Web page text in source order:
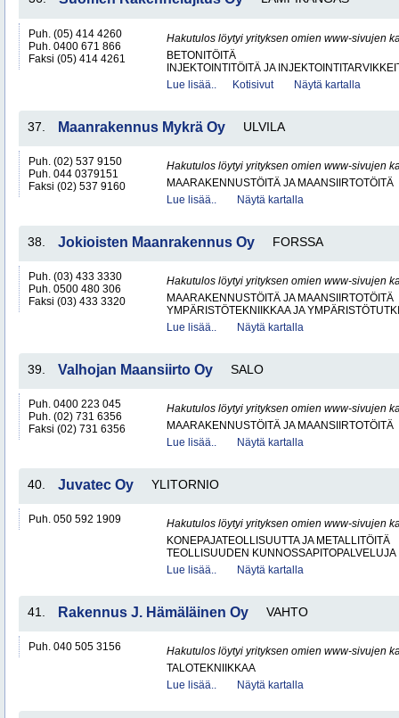
Puh. (05) 414 4260
Puh. 0400 671 866
Faksi (05) 414 4261
Hakutulos löytyi yrityksen omien www-sivujen
BETONITÖITÄ
INJEKTOINTITÖITÄ JA
Lue lisää..
Kotisivut Näytä kartalla
37. Maanrakennus Mykrä Oy ULVILA
Puh. (02) 537 9150
Puh. 044 0379151
Faksi (02) 537 9160
Hakutulos löytyi yrityksen omien www-sivujen
MAARAKENNUSTÖITÄ JA MAANSIIRTOTÖITÄ
Lue lisää..
Näytä kartalla
38. Jokioisten Maanrakennus Oy FORSSA
Puh. (03) 433 3330
Puh. 0500 480 306
Faksi (03) 433 3320
Hakutulos löytyi yrityksen omien www-sivujen
MAARAKENNUSTÖITÄ JA MAANSIIRTOTÖITÄ
YMPÄRISTÖTEKNIIKKAA JA
Lue lisää..
Näytä kartalla
39. Valhojan Maansiirto Oy SALO
Puh. 0400 223 045
Puh. (02) 731 6356
Faksi (02) 731 6356
Hakutulos löytyi yrityksen omien www-sivujen
MAARAKENNUSTÖITÄ JA MAANSIIRTOTÖITÄ
Lue lisää..
Näytä kartalla
40. Juvatec Oy YLITORNIO
Puh. 050 592 1909
Hakutulos löytyi yrityksen omien www-sivujen
KONEPAJATEOLLISUUTTA JA METALLITÖITÄ
TEOLLISUUDEN KUNNOSSAPITOPALVELUJA
Lue lisää..
Näytä kartalla
41. Rakennus J. Hämäläinen Oy VAHTO
Puh. 040 505 3156
Hakutulos löytyi yrityksen omien www-sivujen
TALOTEKNIIKKAA
Lue lisää..
Näytä kartalla